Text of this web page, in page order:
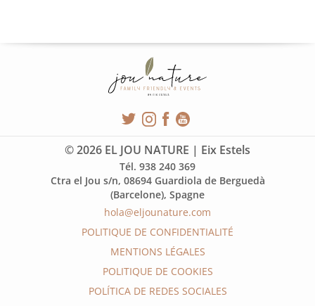
© 2026 EL JOU NATURE | Eix Estels
Tél. 938 240 369
Ctra el Jou s/n, 08694 Guardiola de Berguedà
(Barcelone), Spagne
hola@eljounature.com
POLITIQUE DE CONFIDENTIALITÉ
MENTIONS LÉGALES
POLITIQUE DE COOKIES
POLÍTICA DE REDES SOCIALES